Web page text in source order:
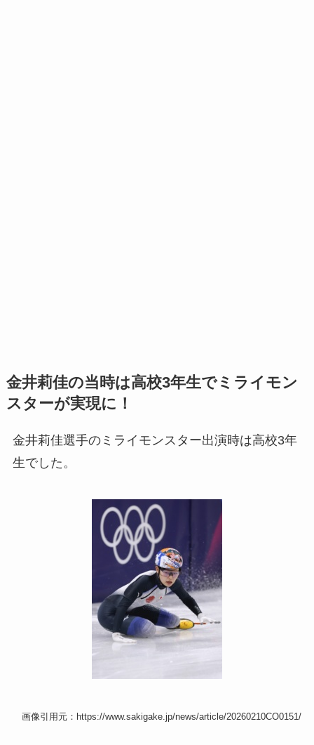
金井莉佳の当時は高校3年生でミライモン
スターが実現に！
金井莉佳選手のミライモンスター出演時は高校3年
生でした。
画像引用元：https://www.sakigake.jp/news/article/20260210CO0151/